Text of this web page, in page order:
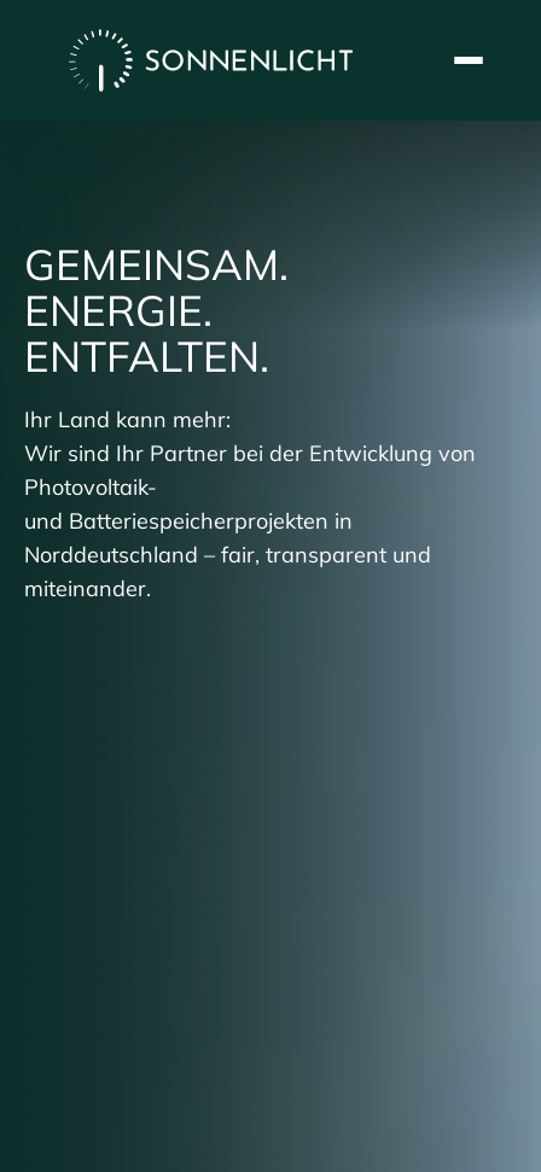
GEMEINSAM.
ENERGIE.
ENTFALTEN.
Ihr Land kann mehr:
Wir sind Ihr Partner bei der Entwicklung von
Photovoltaik-
und Batteriespeicherprojekten in
Norddeutschland – fair, transparent und
miteinander.